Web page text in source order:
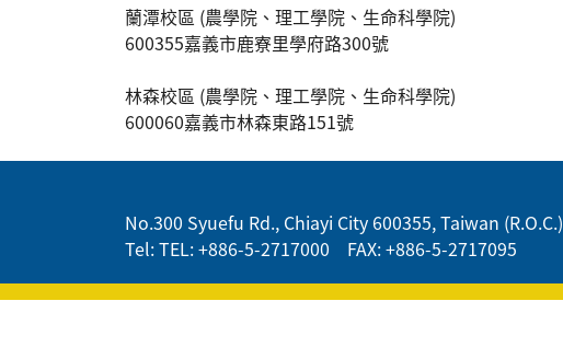
蘭潭校區 (農學院、理工學院、生命科學院)
600355嘉義市鹿寮里學府路300號
林森校區 (農學院、理工學院、生命科學院)
600060嘉義市林森東路151號
No.300 Syuefu Rd., Chiayi City 600355, Taiwan (R.O.C.)
Tel: TEL: +886-5-2717000 FAX: +886-5-2717095